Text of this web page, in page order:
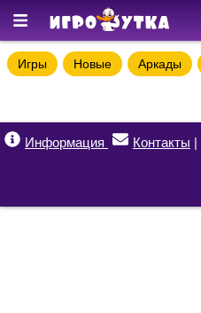
Игры Новые Аркады
Информация Контакты |